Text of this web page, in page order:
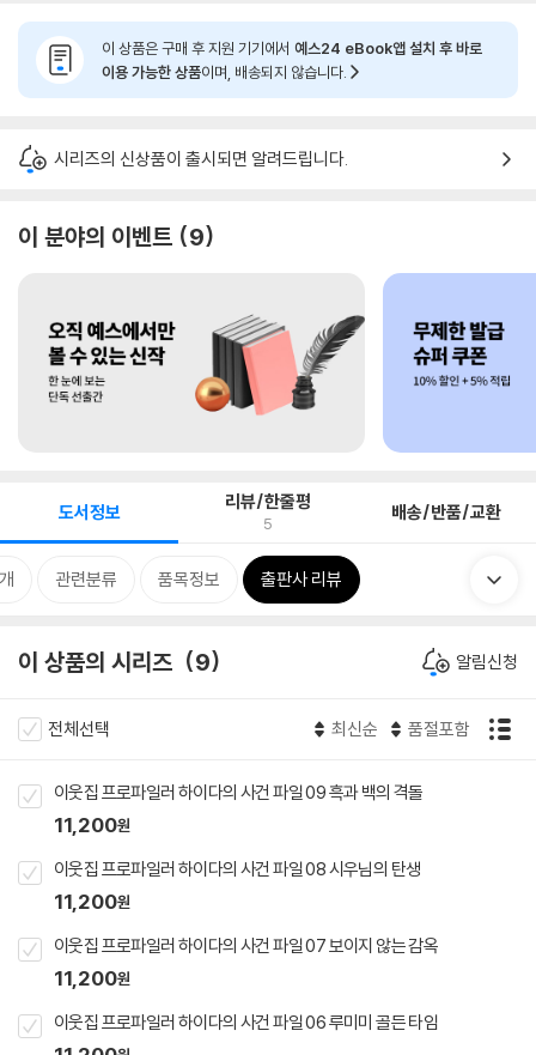
이 상품은 구매 후 지원 기기에서 예스24 eBook앱 설치 후 바로
이용 가능한 상품이며, 배송되지 않습니다.
시리즈의 신상품이 출시되면 알려드립니다.
이 분야의 이벤트 9
도서정보 리뷰/한줄평
5 배송/반품/교환
관련분류 품목정보 출판사 리뷰
이 상품의 시리즈 9 알림신청
전체선택 최신순 품절포함
이웃집 프로파일러 하이다의 사건 파일 09 흑과 백의 격돌
11,200원
이웃집 프로파일러 하이다의 사건 파일 08 시우님의 탄생
11,200원
이웃집 프로파일러 하이다의 사건 파일 07 보이지 않는 감옥
11,200원
이웃집 프로파일러 하이다의 사건 파일 06 루미미 골든 타임